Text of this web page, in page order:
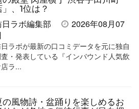
ク
マ
ー
ク
加
購
読
す
る
録
す
る
」、1位は？
日ラボ編集部
2026年08月07
ラボが最新の口コミデータを元に独自
・発表している『インバウンド人気飲
ラ...
の風物詩・盆踊りを楽しめるお